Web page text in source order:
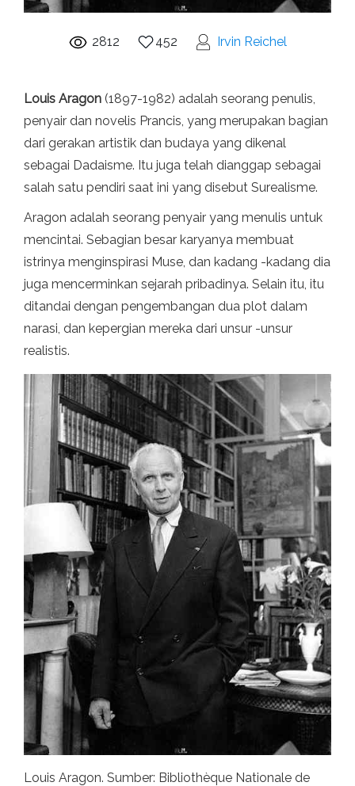
2812 452 Irvin Reichel
Louis Aragon (1897-1982) adalah seorang penulis,
penyair dan novelis Prancis, yang merupakan bagian
dari gerakan artistik dan budaya yang dikenal
sebagai Dadaisme. Itu juga telah dianggap sebagai
salah satu pendiri saat ini yang disebut Surealisme.
Aragon adalah seorang penyair yang menulis untuk
mencintai. Sebagian besar karyanya membuat
istrinya menginspirasi Muse, dan kadang -kadang dia
juga mencerminkan sejarah pribadinya. Selain itu, itu
ditandai dengan pengembangan dua plot dalam
narasi, dan kepergian mereka dari unsur -unsur
realistis.
Louis Aragon. Sumber: Bibliothèque Nationale de